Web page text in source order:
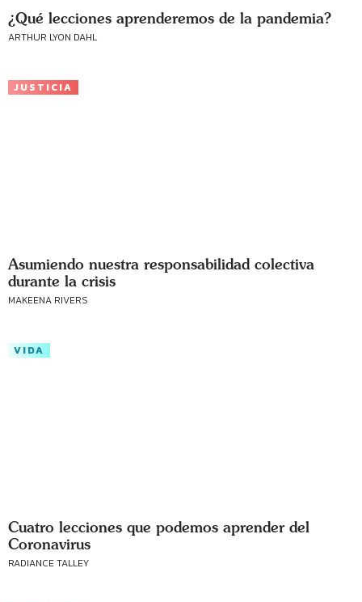
¿Qué lecciones aprenderemos de la pandemia?
ARTHUR LYON DAHL
JUSTICIA
Asumiendo nuestra responsabilidad colectiva
durante la crisis
MAKEENA RIVERS
VIDA
Cuatro lecciones que podemos aprender del
Coronavirus
RADIANCE TALLEY